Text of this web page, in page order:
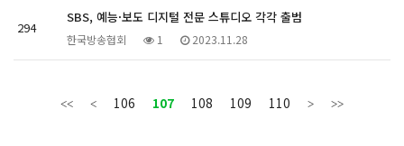
294
SBS, 예능·보도 디지털 전문 스튜디오 각각 출범
한국방송협회 1 2023.11.28
106 107 108 109 110